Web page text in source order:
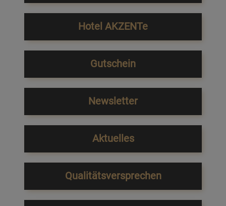
Hotel AKZENTe
Gutschein
Newsletter
Aktuelles
Qualitätsversprechen